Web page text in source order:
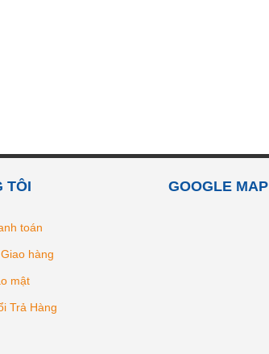
TÔI
toán
hàng
mật
Trả Hàng
GOOGLE MAP